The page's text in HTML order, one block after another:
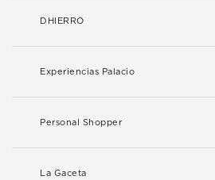
DHIERRO
Experiencias Palacio
Personal Shopper
La Gaceta